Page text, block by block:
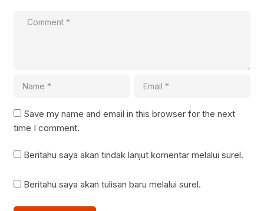
Save my name and email in this browser for the next
time I comment.
Beritahu saya akan tindak lanjut komentar melalui surel.
Beritahu saya akan tulisan baru melalui surel.